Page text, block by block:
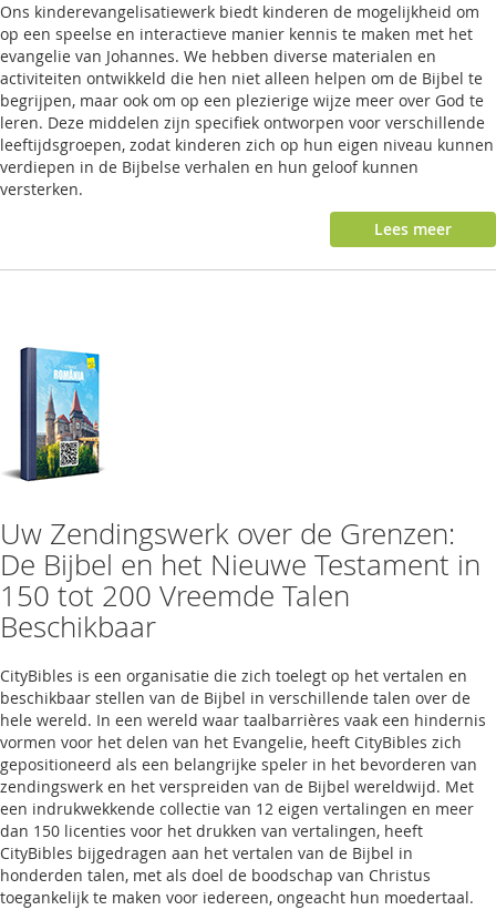
Ons kinderevangelisatiewerk biedt kinderen de mogelijkheid om
op een speelse en interactieve manier kennis te maken met het
evangelie van Johannes. We hebben diverse materialen en
activiteiten ontwikkeld die hen niet alleen helpen om de Bijbel te
begrijpen, maar ook om op een plezierige wijze meer over God te
leren. Deze middelen zijn specifiek ontworpen voor verschillende
leeftijdsgroepen, zodat kinderen zich op hun eigen niveau kunnen
verdiepen in de Bijbelse verhalen en hun geloof kunnen
versterken.
Lees meer
Uw Zendingswerk over de Grenzen:
De Bijbel en het Nieuwe Testament in
150 tot 200 Vreemde Talen
Beschikbaar
CityBibles is een organisatie die zich toelegt op het vertalen en
beschikbaar stellen van de Bijbel in verschillende talen over de
hele wereld. In een wereld waar taalbarrières vaak een hindernis
vormen voor het delen van het Evangelie, heeft CityBibles zich
gepositioneerd als een belangrijke speler in het bevorderen van
zendingswerk en het verspreiden van de Bijbel wereldwijd. Met
een indrukwekkende collectie van 12 eigen vertalingen en meer
dan 150 licenties voor het drukken van vertalingen, heeft
CityBibles bijgedragen aan het vertalen van de Bijbel in
honderden talen, met als doel de boodschap van Christus
toegankelijk te maken voor iedereen, ongeacht hun moedertaal.